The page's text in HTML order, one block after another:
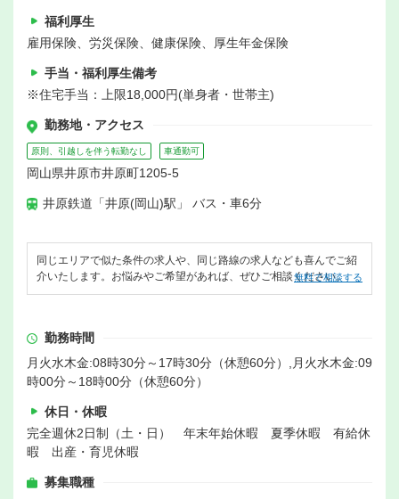
福利厚生
雇用保険、労災保険、健康保険、厚生年金保険
手当・福利厚生備考
※住宅手当：上限18,000円(単身者・世帯主)
勤務地・アクセス
原則、引越しを伴う転勤なし 車通勤可
岡山県井原市井原町1205-5
井原鉄道「井原(岡山)駅」 バス・車6分
同じエリアで似た条件の求人や、同じ路線の求人なども喜んでご紹
介いたします。お悩みやご希望があれば、ぜひご相談ください。
無料で相談する
勤務時間
月火水木金:08時30分～17時30分（休憩60分）,月火水木金:09
時00分～18時00分（休憩60分）
休日・休暇
完全週休2日制（土・日） 年末年始休暇 夏季休暇 有給休
暇 出産・育児休暇
募集職種